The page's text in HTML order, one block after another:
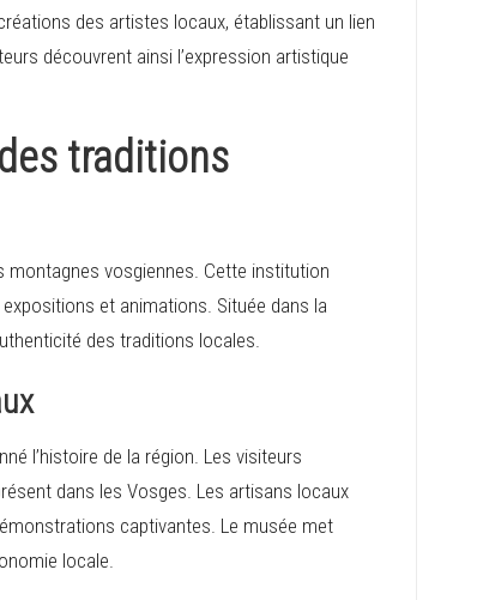
des artistes locaux, établissant un lien
découvrent ainsi l’expression artistique
traditions
montagnes vosgiennes. Cette institution
et animations. Située dans la
des traditions locales.
l’histoire de la région. Les visiteurs
dans les Vosges. Les artisans locaux
captivantes. Le musée met
locale.